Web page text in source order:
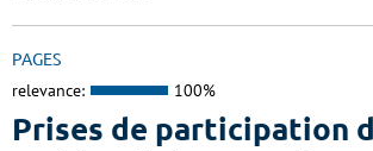
PAGES
relevance: 100%
Prises de participation